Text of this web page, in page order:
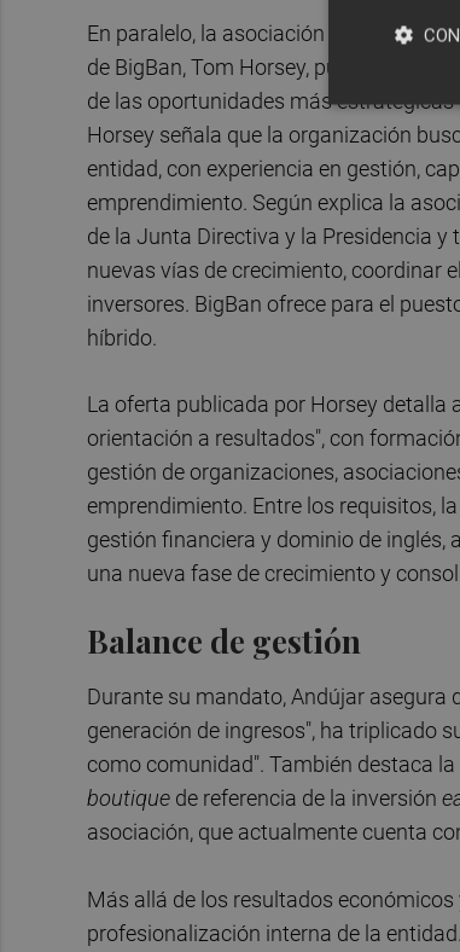
En paralelo, la asociación ya ha
de BigBan, Tom Horsey, publicó
de las oportunidades más
Horsey señala que la organización
entidad, con experiencia en gestión,
emprendimiento. Según explica la
de la Junta Directiva y la Presidencia
nuevas vías de crecimiento, coordinar
inversores. BigBan ofrece para el
híbrido.
La oferta publicada por Horsey detalla
orientación a resultados", con
gestión de organizaciones,
emprendimiento. Entre los requisitos,
gestión financiera y dominio de
una nueva fase de crecimiento y
Balance de gestión
Durante su mandato, Andújar asegura
generación de ingresos", ha triplicado
como comunidad". También destaca
boutique de referencia de la inversión
asociación, que actualmente cuenta
Más allá de los resultados
profesionalización interna de la